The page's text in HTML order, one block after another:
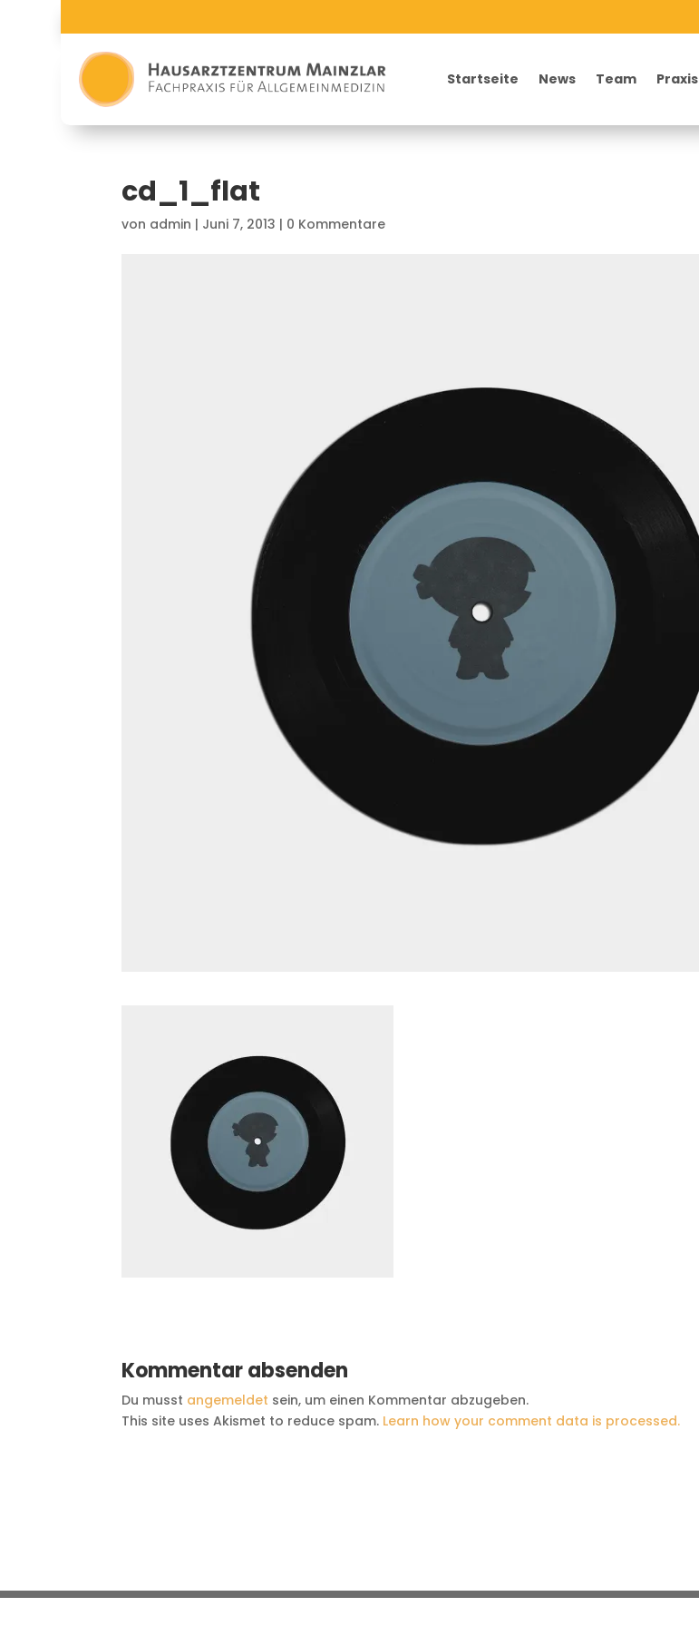
Startseite News Team Praxis
cd_1_flat
von admin | Juni 7, 2013 | 0 Kommentare
Kommentar absenden
Du musst angemeldet sein, um einen Kommentar abzugeben.
This site uses Akismet to reduce spam. Learn how your comment data is processed.